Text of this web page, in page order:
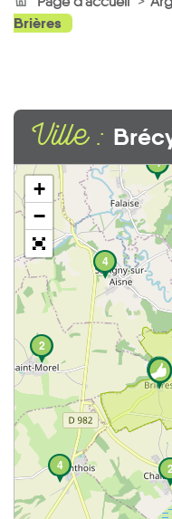
Brières
Ville :
2
4
4
2
4
+
−